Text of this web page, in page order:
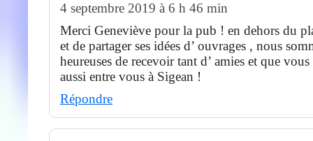
4 septembre 2019 à 6 h 46 min
Merci Geneviève pour la pub ! en dehors du
et de partager ses idées d’ ouvrages , nous
heureuses de recevoir tant d’ amies et que
aussi entre vous à Sigean !
Répondre